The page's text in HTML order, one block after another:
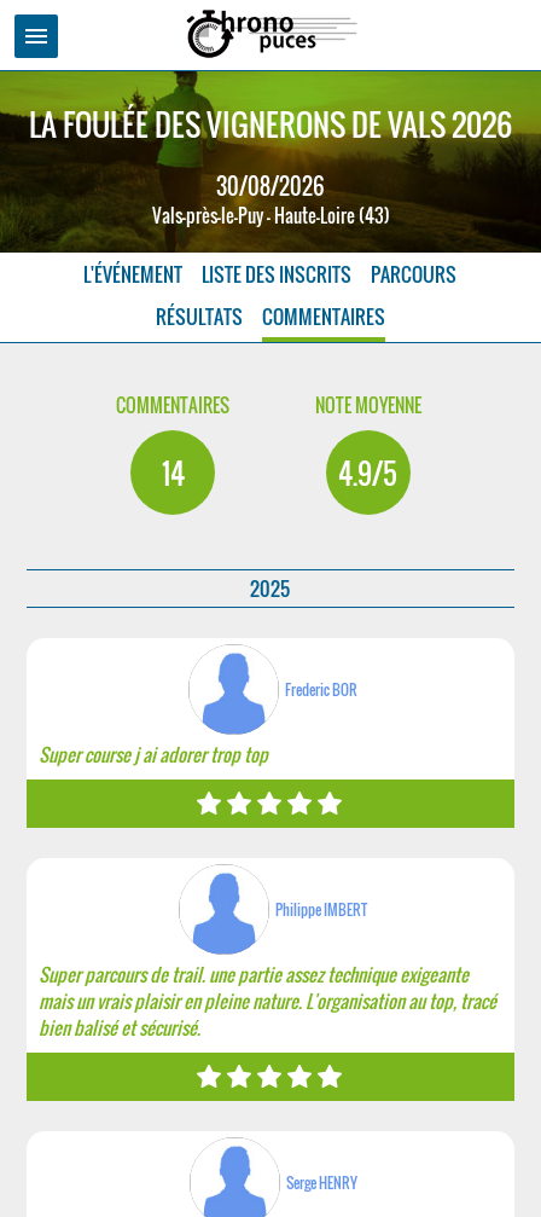
menu
LA FOULÉE DES VIGNERONS DE VALS 2026
30/08/2026
Vals-près-le-Puy - Haute-Loire (43)
L'ÉVÉNEMENT LISTE DES INSCRITS
PARCOURS
RÉSULTATS
COMMENTAIRES
COMMENTAIRES
14
NOTE MOYENNE
4.9/5
2025
Frederic BOR
Super course j ai adorer trop top
Philippe IMBERT
Super parcours de trail. une partie assez technique exigeante
mais un vrais plaisir en pleine nature. L'organisation au top, tracé
bien balisé et sécurisé.
Serge HENRY